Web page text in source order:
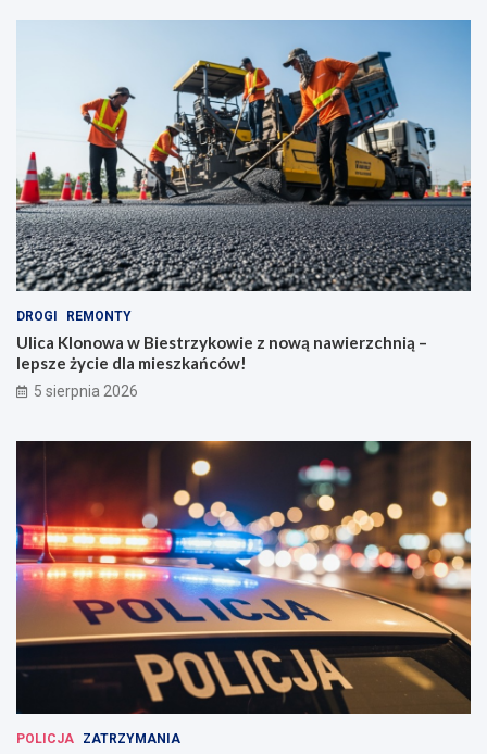
DROGI REMONTY
Ulica Klonowa w Biestrzykowie z nową nawierzchnią –
lepsze życie dla mieszkańców!
5 sierpnia 2026
POLICJA ZATRZYMANIA